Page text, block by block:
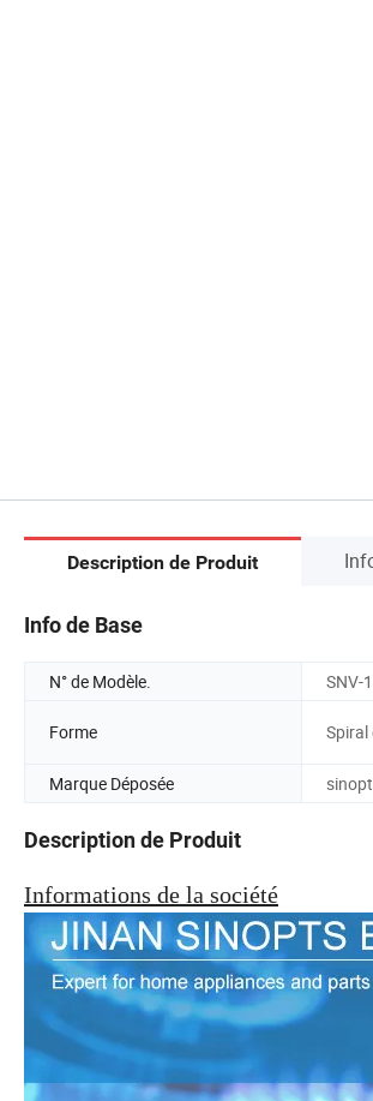
Description de Produit
Info de Base
N° de Modèle. SNV-
Forme
Marque Déposée
Description de Produit
Informations de la société